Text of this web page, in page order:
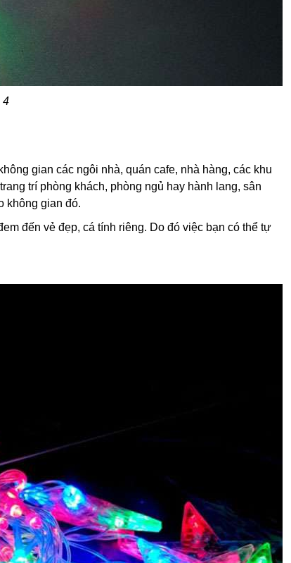
4
gian các ngôi nhà, quán cafe, nhà hàng, các khu
trí phòng khách, phòng ngủ hay hành lang, sân
không gian đó.
đến vẻ đẹp, cá tính riêng. Do đó việc bạn có thể tự